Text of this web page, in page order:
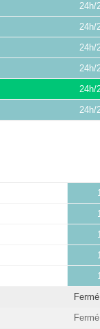
24h/
24h/
24h/
24h/
24h/
24h/
Fermé
Fermé